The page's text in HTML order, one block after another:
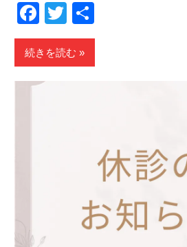
Facebook
Twitter
有
続きを読む